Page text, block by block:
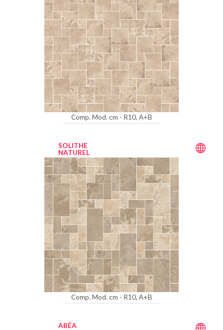
Comp. Mod. cm - R10, A+B
SOLITHE
NATUREL
Comp. Mod. cm - R10, A+B
ABÉA